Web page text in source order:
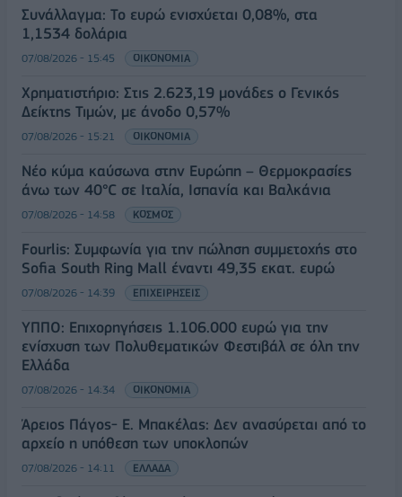
Συνάλλαγμα: Το ευρώ ενισχύεται 0,08%, στα
1,1534 δολάρια
07/08/2026 - 15:45 ΟΙΚΟΝΟΜΙΑ
Χρηματιστήριο: Στις 2.623,19 μονάδες ο Γενικός
Δείκτης Τιμών, με άνοδο 0,57%
07/08/2026 - 15:21 ΟΙΚΟΝΟΜΙΑ
Νέο κύμα καύσωνα στην Ευρώπη – Θερμοκρασίες
άνω των 40°C σε Ιταλία, Ισπανία και Βαλκάνια
07/08/2026 - 14:58 ΚΟΣΜΟΣ
Fourlis: Συμφωνία για την πώληση συμμετοχής στο
Sofia South Ring Mall έναντι 49,35 εκατ. ευρώ
07/08/2026 - 14:39 ΕΠΙΧΕΙΡΗΣΕΙΣ
ΥΠΠΟ: Επιχορηγήσεις 1.106.000 ευρώ για την
ενίσχυση των Πολυθεματικών Φεστιβάλ σε όλη την
Ελλάδα
07/08/2026 - 14:34 ΟΙΚΟΝΟΜΙΑ
Άρειος Πάγος- Ε. Μπακέλας: Δεν ανασύρεται από το
αρχείο η υπόθεση των υποκλοπών
07/08/2026 - 14:11 ΕΛΛΑΔΑ